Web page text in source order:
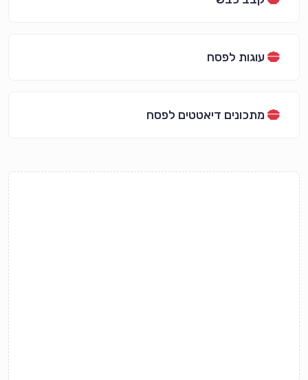
עוגות לפסח
מתכונים דיאטטים לפסח